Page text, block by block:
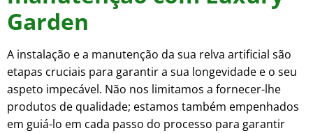
Garden
A instalação e a manutenção da sua relva artificial são
etapas cruciais para garantir a sua longevidade e o seu
aspeto impecável. Não nos limitamos a fornecer-lhe
produtos de qualidade; estamos também empenhados
em guiá-lo em cada passo do processo para garantir